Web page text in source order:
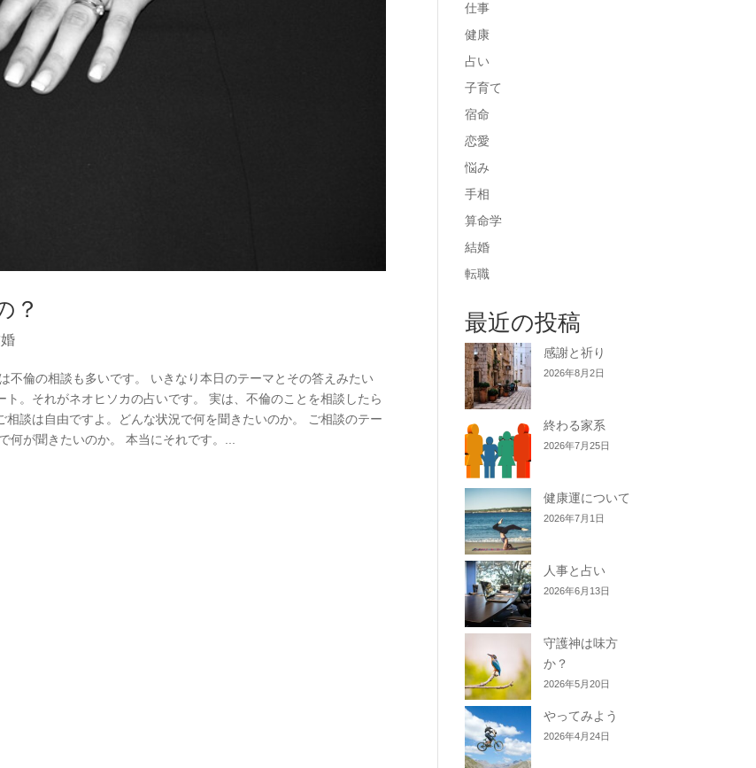
？
不倫の相談も多いです。 いきなり本日のテーマとその答えみたい
。それがネオヒソカの占いです。 実は、不倫のことを相談したら
談は自由ですよ。どんな状況で何を聞きたいのか。 ご相談のテー
が聞きたいのか。 本当にそれです。...
仕事
健康
占い
子育て
宿命
恋愛
悩み
手相
算命学
結婚
転職
最近の投稿
感謝と祈り
2026年8月2日
終わる家系
2026年7月25日
健康運について
2026年7月1日
人事と占い
2026年6月13日
守護神は味方
か？
2026年5月20日
やってみよう
2026年4月24日